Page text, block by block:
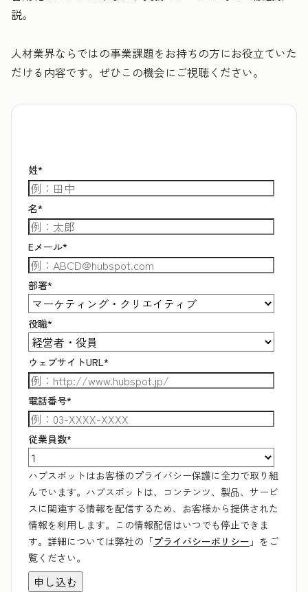
説。
人材業界ならではの事業課題をお持ちの方にお役立ていた
だける内容です。ぜひこの機会にご視聴ください。
姓*
名*
Eメール*
部署*
役職*
ウェブサイトURL*
電話番号*
従業員数*
ハブスポットはお客様のプライバシー保護に全力で取り組
んでいます。ハブスポットは、コンテンツ、製品、サービ
スに関連する情報を配信するため、お客様から提供された
情報を利用します。この情報配信はいつでも停止できま
す。詳細については弊社の「プライバシーポリシー 」をご
覧ください。